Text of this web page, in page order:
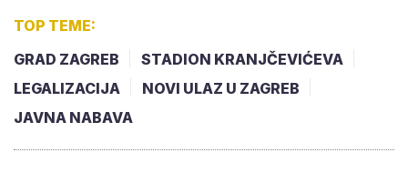
TOP TEME:
GRAD ZAGREB
STADION KRANJČEVIĆEVA
LEGALIZACIJA
NOVI ULAZ U ZAGREB
JAVNA NABAVA